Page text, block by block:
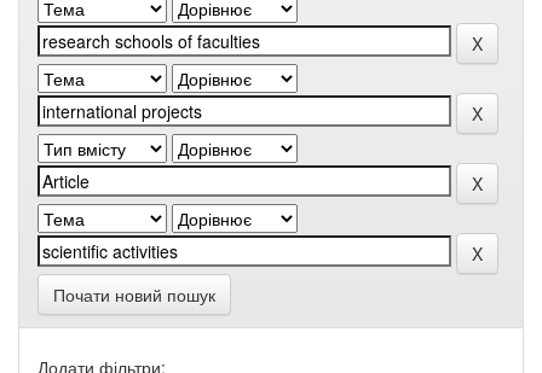
Почати новий пошук
Додати фільтри: